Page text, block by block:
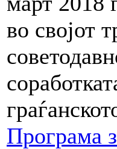
во својот
Програма